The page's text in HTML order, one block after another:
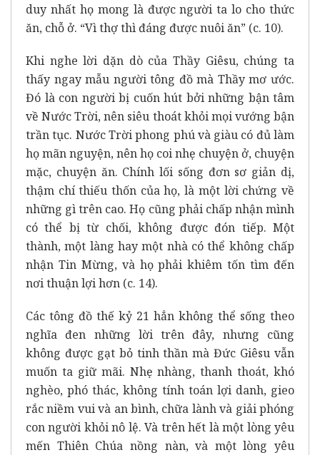
duy nhất họ mong là được người ta lo cho thức
ăn, chỗ ở. “Vì thợ thì đáng được nuôi ăn” (c. 10).
Khi nghe lời dặn dò của Thầy Giêsu, chúng ta
thấy ngay mẫu người tông đồ mà Thầy mơ ước.
Đó là con người bị cuốn hút bởi những bận tâm
về Nước Trời, nên siêu thoát khỏi mọi vướng bận
trần tục. Nước Trời phong phú và giàu có đủ làm
họ mãn nguyện, nên họ coi nhẹ chuyện ở, chuyện
mặc, chuyện ăn. Chính lối sống đơn sơ giản dị,
thậm chí thiếu thốn của họ, là một lời chứng về
những gì trên cao. Họ cũng phải chấp nhận mình
có thể bị từ chối, không được đón tiếp. Một
thành, một làng hay một nhà có thể không chấp
nhận Tin Mừng, và họ phải khiêm tốn tìm đến
nơi thuận lợi hơn (c. 14).
Các tông đồ thế kỷ 21 hẳn không thể sống theo
nghĩa đen những lời trên đây, nhưng cũng
không được gạt bỏ tinh thần mà Đức Giêsu vẫn
muốn ta giữ mãi. Nhẹ nhàng, thanh thoát, khó
nghèo, phó thác, không tính toán lợi danh, gieo
rắc niềm vui và an bình, chữa lành và giải phóng
con người khỏi nô lệ. Và trên hết là một lòng yêu
mến Thiên Chúa nồng nàn, và một lòng yêu